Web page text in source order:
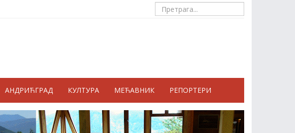
АНДРИЋГРАД КУЛТУРА МЕЋАВНИК РЕПОРТЕРИ